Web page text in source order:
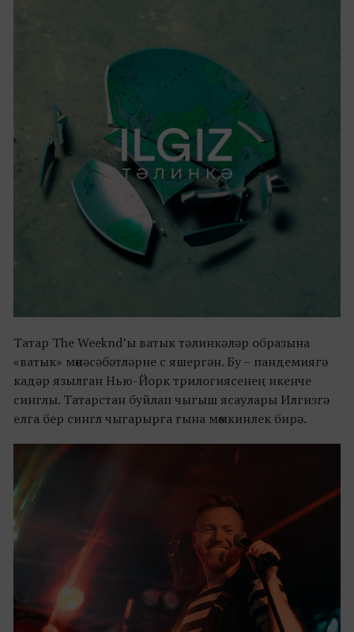
Татар The Weeknd’ы ватык тәлинкәләр образына
«ватык» мөнәсәбәтләрне с яшергән. Бу – пандемиягә
кадәр язылган Нью-Йорк трилогиясенең икенче
синглы. Татарстан буйлап чыгыш ясаулары Илгизгә
елга бер сингл чыгарырга гына мөмкинлек бирә.